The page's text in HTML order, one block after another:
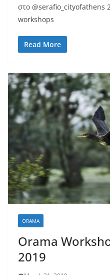
στο @serafio_cityofathens
workshops
Read More
ORAMA
Orama
2019